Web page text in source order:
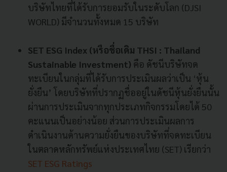
บริษัทไทยที่ได้รับการยอมรับในระดับโลก (DJSI
WORLD) มีจำนวนทั้งหมด 15 บริษัท
SET ESG Index (หรือชื่อเดิม THSI : Thailand
Sustainable Investment) คือ ดัชนีบริษัทจด
ทะเบียนในกลุ่มที่ได้รับการประเมินผลว่าเป็น ‘หุ้น
ยั่งยืน’ โดยบริษัทที่ปรากฏชื่ออยู่ในดัชนีหุ้นยั่งยืนนั้น
ผ่านการประเมินจากทุกประเภทกิจกรรมโดยได้ 50
คะแนนเป็นอย่างน้อย ส่วนการประเมินผลการ
ดำเนินงานด้านความยั่งยืนของบริษัทที่จดทะเบียน
ในตลาดหลักทรัพย์แห่งประเทศไทย (SET) เรียกว่า
SET ESG Ratings